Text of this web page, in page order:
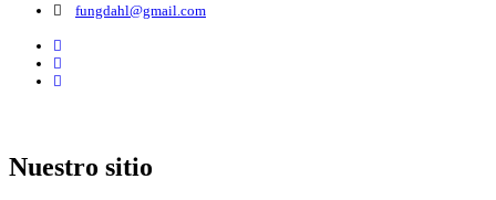
fungdahl@gmail.com
Nuestro sitio